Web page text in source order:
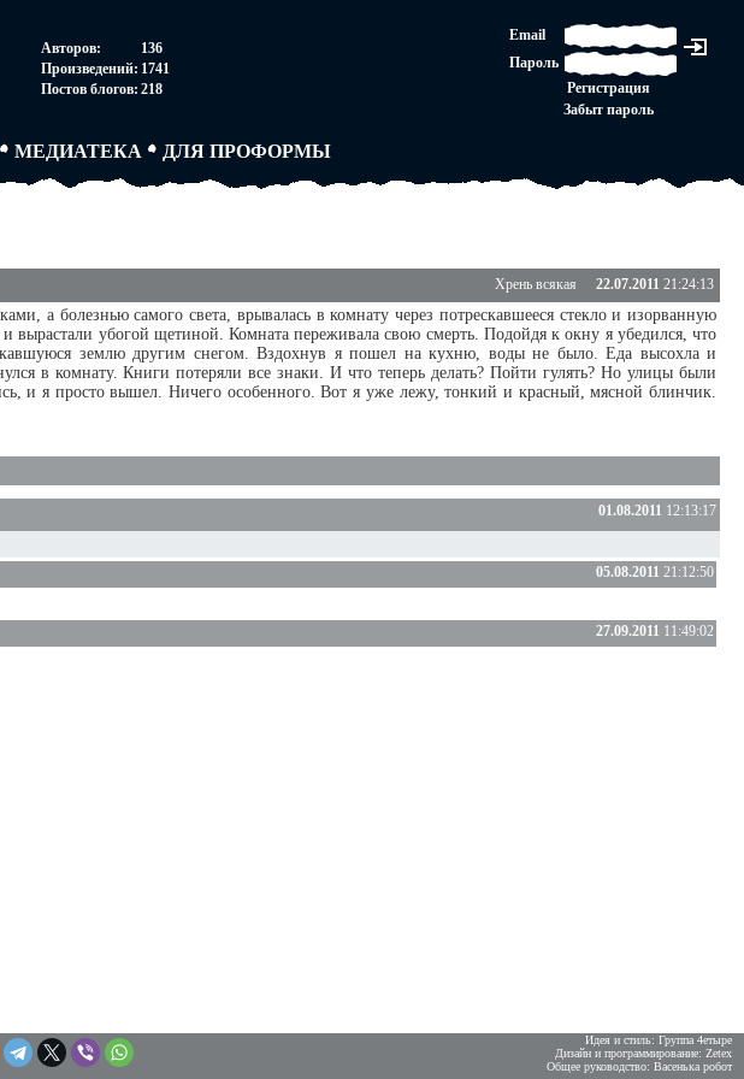
Авторов:
136
Произведений: 1741
Постов блогов: 218
Email
Пароль
Регистрация
Забыт пароль
МЕДИАТЕКА
ПАРТНЕРСТВО
ТВОРЧЕСКИЕ ГРУППЫ
ДЛЯ ПРОФОРМЫ
АВТОРСКОЕ ПРАВО
Хрень всякая 22.07.2011 21:24:13
а болезнью самого света, врывалась в комнату через потрескавшееся стекло и изорванную
убогой щетиной. Комната переживала свою смерть. Подойдя к окну я убедился, что
землю другим снегом. Вздохнув я пошел на кухню, воды не было. Еда высохла и
в комнату. Книги потеряли все знаки. И что теперь делать? Пойти гулять? Но улицы были
и я просто вышел. Ничего особенного. Вот я уже лежу, тонкий и красный, мясной блинчик.
01.08.2011 12:13:17
05.08.2011 21:12:50
27.09.2011 11:49:02
Идея и стиль: Группа 4етыре
Дизайн и программирование: Zetex
Общее руководство: Васенька робот